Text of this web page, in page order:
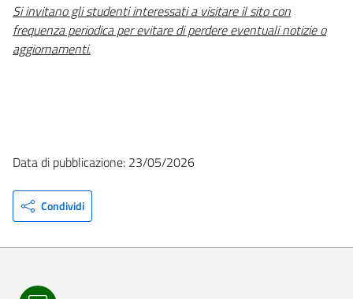
Si invitano gli studenti interessati a visitare il sito con
frequenza periodica per evitare di perdere eventuali notizie o
aggiornamenti.
Data di pubblicazione: 23/05/2026
Condividi